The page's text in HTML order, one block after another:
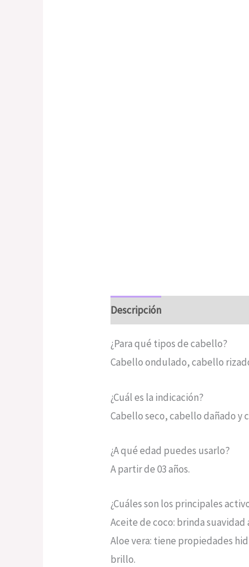
Descripción
¿Para qué tipos de cabello?
Cabello ondulado, cabello
¿Cuál es la indicación?
Cabello seco, cabello dañado y
¿A qué edad puedes usarlo?
A partir de 03 años.
¿Cuáles son los principales
Aceite de coco: brinda suavidad
Aloe vera: tiene propiedades
brillo.